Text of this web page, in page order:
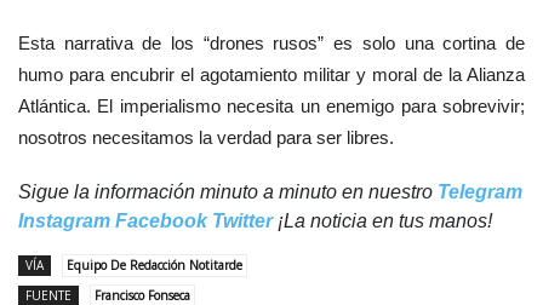
Esta narrativa de los “drones rusos” es solo una cortina de
humo para encubrir el agotamiento militar y moral de la Alianza
Atlántica. El imperialismo necesita un enemigo para sobrevivir;
nosotros necesitamos la verdad para ser libres.
Sigue la información minuto a minuto en nuestro Telegram
Instagram Facebook Twitter¡La noticia en tus manos!
VÍA
Equipo De Redacción Notitarde
FUENTE
Francisco Fonseca